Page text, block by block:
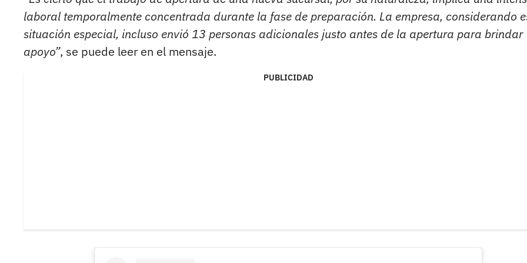
laboral temporalmente concentrada durante la fase de preparación. La empresa, considerando
situación especial, incluso envió 13 personas adicionales justo antes de la apertura para brindar
apoyo”, se puede leer en el mensaje.
PUBLICIDAD